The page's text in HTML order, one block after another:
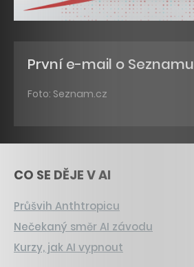
První e-mail o Seznamu
Foto: Seznam.cz
CO SE DĚJE V AI
Průšvih Anthtropicu
Nečekaný směr AI závodu
Kurzy, jak AI vypnout